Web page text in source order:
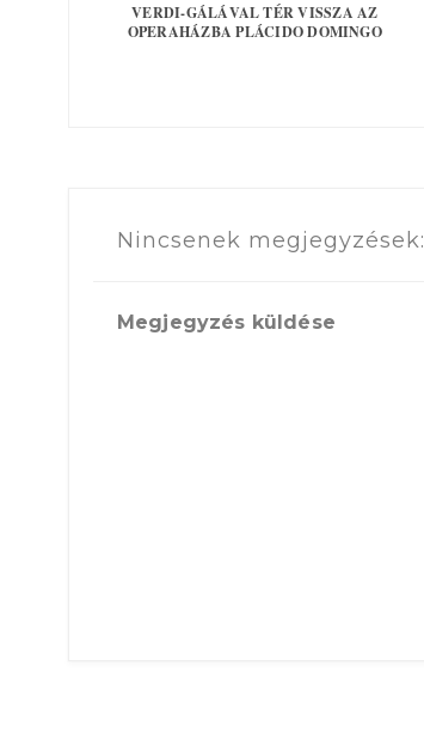
VERDI-GÁLÁVAL TÉR VISSZA AZ
OPERAHÁZBA PLÁCIDO DOMINGO
Nincsenek megjegyzések:
Megjegyzés küldése